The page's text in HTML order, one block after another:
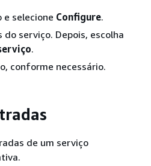
e selecione Configure.
serviço. Depois, escolha
.
conforme necessário.
de um serviço